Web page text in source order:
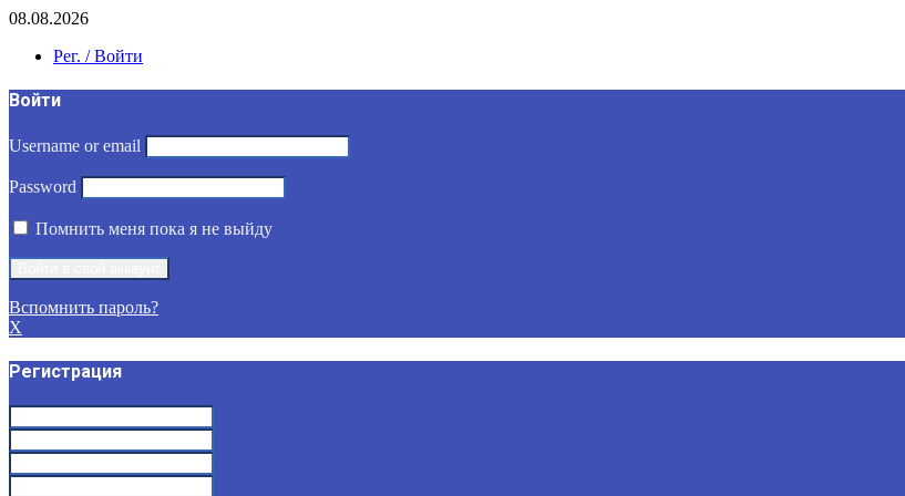
08.08.2026
Рег. / Войти
Войти
Username or email
Password
Помнить меня пока я не выйду
Вспомнить пароль?
X
Регистрация